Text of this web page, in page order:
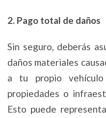
2. Pago total de daños
Sin seguro, deberás
daños materiales
a tu propio
propiedades o
Esto puede